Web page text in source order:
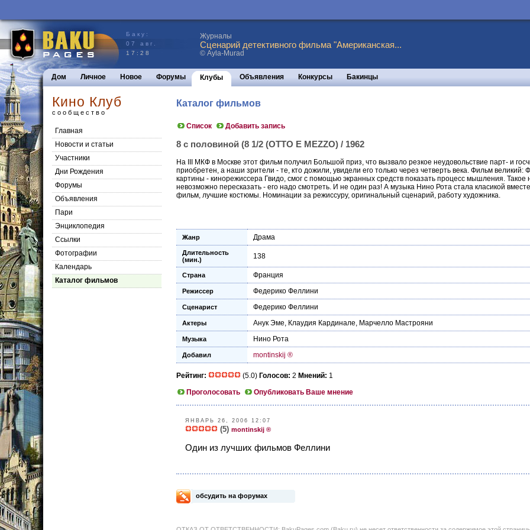
Баку:
07 авг.
17:28
Журналы
Сценарий детективного фильма "Американская...
© Ayla-Murad
Дом Личное Новое Форумы Клубы Объявления Конкурсы Бакинцы
Кино Клуб
сообщество
Главная
Новости и статьи
Участники
Дни Рождения
Форумы
Объявления
Пари
Энциклопедия
Cсылки
Фотографии
Календарь
Каталог фильмов
Каталог фильмов
Список Добавить запись
8 с половиной (8 1/2 (OTTO E MEZZO) / 1962
На III МКФ в Москве этот фильм получил Большой приз, что вызвало резкое неудовольствие парт- и
приобретен, а наши зрители - те, кто дожили, увидели его только через четверть века. Фильм великий:
картины - кинорежиссера Гвидо, смог с помощью экранных средств показать процесс мышления. Такое
невозможно пересказать - его надо смотреть. И не один раз! А музыка Нино Рота стала класикой
фильм, лучшие костюмы. Номинации за режиссуру, оригинальный сценарий, работу художника.
Жанр Драма
Длительность
(мин.)
138
Страна Франция
Режиссер Федерико Феллини
Сценарист Федерико Феллини
Актеры Анук Эме, Клаудия Кардинале, Марчелло Мастрояни
Музыка Нино Рота
Добавил montinskij ®
Рейтинг: (5.0) Голосов: 2 Мнений: 1
Проголосовать
Опубликовать Ваше мнение
ЯНВАРЬ 26, 2006 12:07
(5) montinskij ®
Один из лучших фильмов Феллини
обсудить на форумах